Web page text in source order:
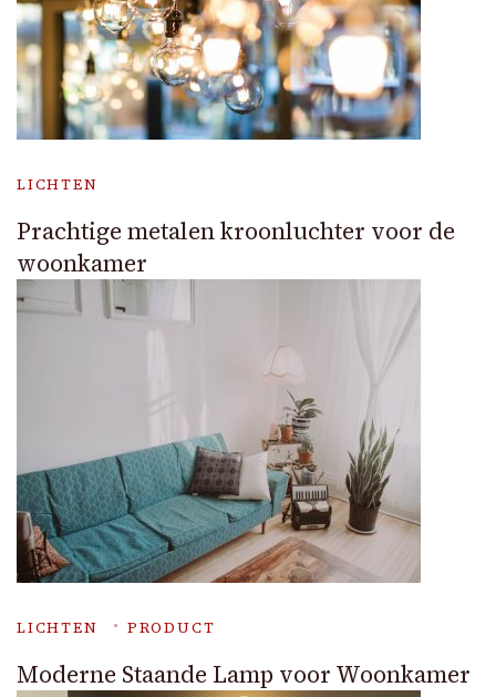
LICHTEN
Prachtige metalen kroonluchter voor de
woonkamer
LICHTEN PRODUCT
Moderne Staande Lamp voor Woonkamer